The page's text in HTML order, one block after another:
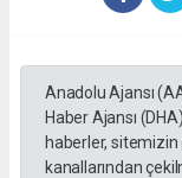
Anadolu Ajansı
Haber Ajansı
haberler,
kanallarından